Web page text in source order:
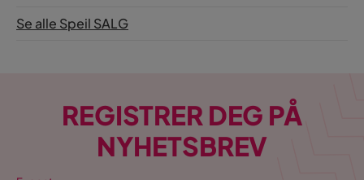
Se alle Speil SALG
REGISTRER DEG PÅ
NYHETSBREV